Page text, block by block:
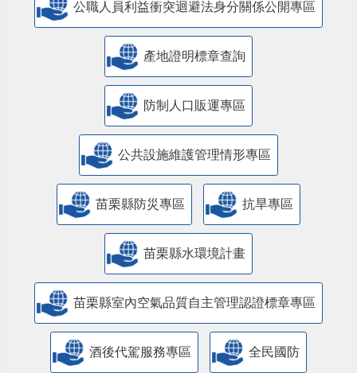
公職人員利益衝突迴避法身分關係公開專區
產地證明標章查詢
防制人口販運專區
​公共設施維護管理情形專區
苗栗縣防災專區 抗旱專區
苗栗縣水環境計畫
苗栗縣室內空氣品質自主管理認證標章專區